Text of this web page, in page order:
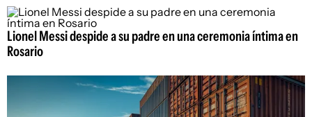
Lionel Messi despide a su padre en una ceremonia íntima en
Rosario